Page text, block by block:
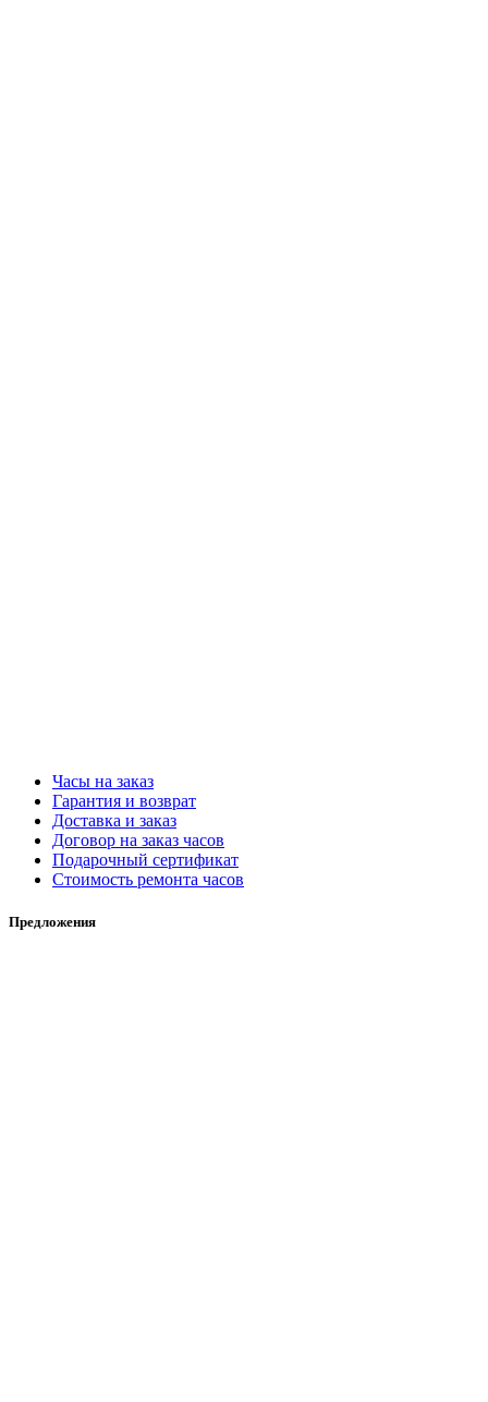
Часы на заказ
Гарантия и возврат
Доставка и заказ
Договор на заказ часов
Подарочный сертификат
Стоимость ремонта часов
Предложения